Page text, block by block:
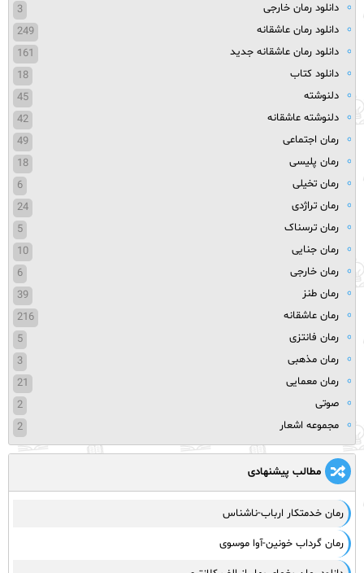
دانلود رمان خارجی
3
دانلود رمان عاشقانه
249
دانلود رمان عاشقانه جدید
161
دانلود کتاب
18
دلنوشته
45
دلنوشته عاشقانه
42
رمان اجتماعی
49
رمان پلیسی
18
رمان تخیلی
6
رمان تراژدی
24
رمان ترسناک
5
رمان جنایی
10
رمان خارجی
6
رمان طنز
39
رمان عاشقانه
216
رمان فانتزی
5
رمان مذهبی
3
رمان معمایی
21
صوتی
2
مجموعه اشعار
2
مطالب پیشنهادی
رمان خدمتکار ارباب-ناشناس
رمان گرداب خونین-آوا موسوی